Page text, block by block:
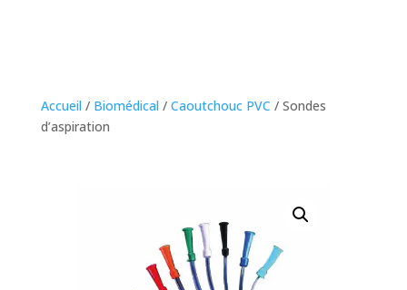
Accueil / Biomédical / Caoutchouc PVC / Sondes
d’aspiration